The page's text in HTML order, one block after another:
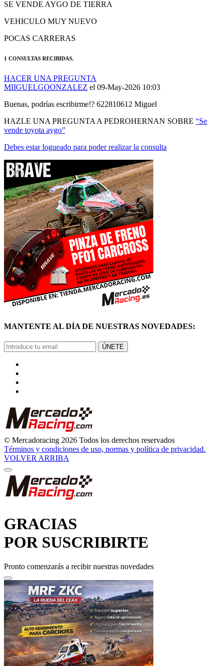
VEHICULO MUY NUEVO
POCAS CARRERAS
MIIGUELGOONZALEZ el 09-May-2026 10:03
Buenas, podrías escribirme!? 622810612 Miguel
HAZLE UNA PREGUNTA A PEDROHERNAN SOBRE
vende toyota aygo”
Debes estar logueado para poder realizar la consulta
© Mercadoracing 2026 Todos los derechos reservados
Términos y condiciones de uso, normas y política de privacidad.
VOLVER ARRIBA
POR SUSCRIBIRTE